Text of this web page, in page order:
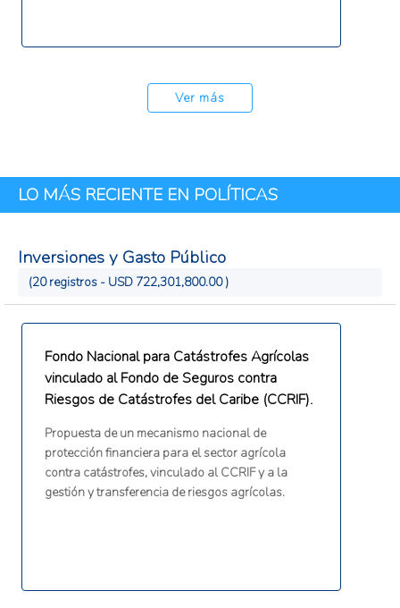
Ver más
LO MÁS RECIENTE EN POLÍTICAS
Inversiones y Gasto Público
(20 registros - USD 722,301,800.00 )
Fondo Nacional para Catástrofes Agrícolas
vinculado al Fondo de Seguros contra
Riesgos de Catástrofes del Caribe (CCRIF).
Propuesta de un mecanismo nacional de
protección financiera para el sector agrícola
contra catástrofes, vinculado al CCRIF y a la
gestión y transferencia de riesgos agrícolas.